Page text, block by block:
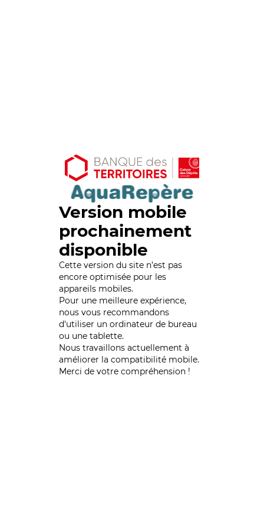
Version mobile
prochainement
disponible
Cette version du site n’est pas
encore optimisée pour les
appareils mobiles.
Pour une meilleure expérience,
nous vous recommandons
d'utiliser un ordinateur de bureau
ou une tablette.
Nous travaillons actuellement à
améliorer la compatibilité mobile.
Merci de votre compréhension !